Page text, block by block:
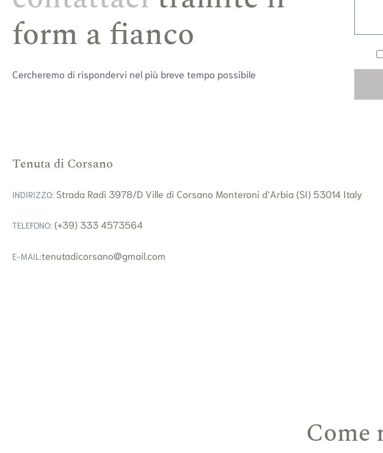
form a fianco
Cercheremo di rispondervi nel più breve tempo possibile
Tenuta di Corsano
INDIRIZZO: Strada Radi 3978/D Ville di Corsano Monteroni d’Arbia (SI) 53014 Italy
TELEFONO: (+39) 333 4573564
E-MAIL:tenutadicorsano@gmail.com
Come